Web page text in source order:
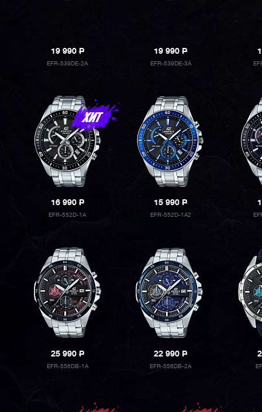
19 990P
EFR-539DE-2A
19 990P
EFR-539DE-3A
16 990P
EFR-552D-1A
15 990P
EFR-552D-1A2
25 990P
EFR-556DB-1A
22 990P
EFR-556DB-2A